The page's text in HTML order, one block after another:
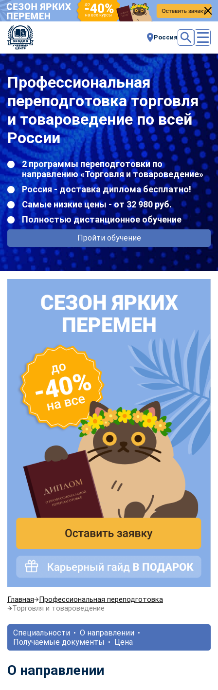
Россия
Профессиональная
переподготовка торговля
и товароведение по всей
России
2 программы переподготовки по
направлению «Торговля и товароведение»
Россия - доставка диплома бесплатно!
Самые низкие цены - от 32 980 руб.
Полностью дистанционное обучение
Пройти обучение
Главная
Профессиональная переподготовка
Торговля и товароведение
Специальности
О направлении
Получаемые документы
Цена
О направлении